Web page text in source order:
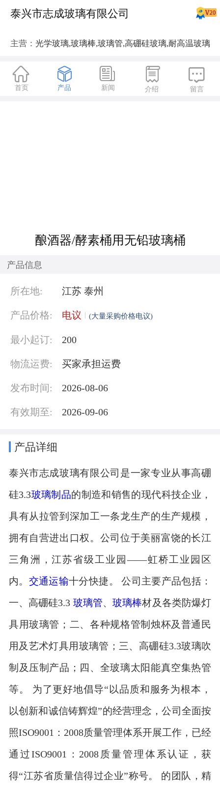
泰兴市志成玻璃有限公司
主营： 光学玻璃,玻璃棒,玻璃管,高硼硅玻璃,耐高温玻璃

首页

产品

新闻

介绍

留言
酿酒器/酵素桶用无铅玻璃桶
产品信息
所在地: 江苏 泰州
产品价格: 电议 (大量采购价格电议)
最小起订: 200
物流运费: 买家承担运费
发布时间: 2026-08-06
有效期至: 2026-09-06
产品详细
泰兴市志成玻璃有限公司是一家专业从事高硼
硅3.3玻璃制品的制造和销售的现代科技企业，
具有从拉管到深加工一条龙生产的生产规模，
拥有自营进出口权。公司位于美丽富饶的长江
三角洲，江苏省级工业园——虹桥工业园区
内。 交通运输十分快捷。 公司主要产品包括：
一、高硼硅3.3 玻璃管 、玻璃棒材及各类防爆灯
具用玻璃管；二、各种规格管制烛杯及普通民
用及艺术灯具用玻璃管；三、高硼硅3.3玻璃吹
制及压制产品；四、全玻璃太阳能真空集热管
等。 为了更好地倡导“以品质和服务为根本，
以创新和诚信铸辉煌”的经营理念，公司全面按
照ISO9001：2008质量管理体系开展工作，已经
通过ISO9001：2008质量管理体系认证，获
得“江苏省质量信得过企业”称号。 的团队，精